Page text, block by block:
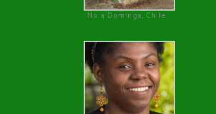
No a Dominga, Chile